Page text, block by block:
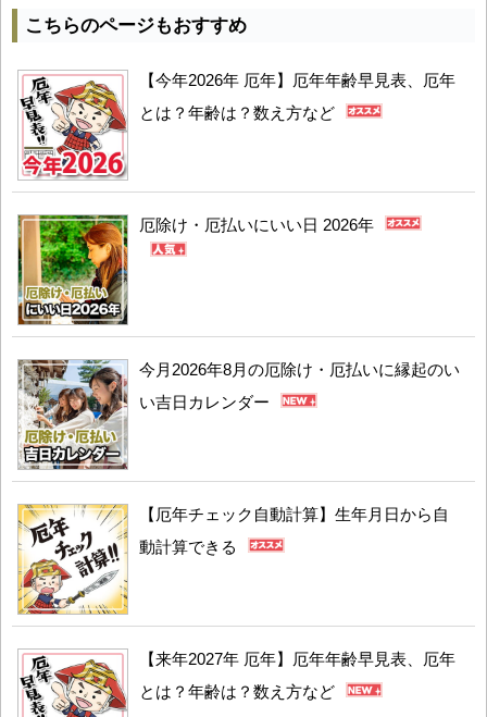
こちらのページもおすすめ
【今年2026年 厄年】厄年年齢早見表、厄年
とは？年齢は？数え方など
厄除け・厄払いにいい日 2026年
今月2026年8月の厄除け・厄払いに縁起のい
い吉日カレンダー
【厄年チェック自動計算】生年月日から自
動計算できる
【来年2027年 厄年】厄年年齢早見表、厄年
とは？年齢は？数え方など